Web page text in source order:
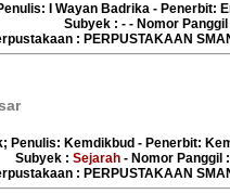
I Wayan Badrika - Penerbit:
Subyek : - - Nomor Panggil
: PERPUSTAKAAN
Penulis: Kemdikbud - Penerbit:
Subyek : Sejarah - Nomor Panggil
: PERPUSTAKAAN